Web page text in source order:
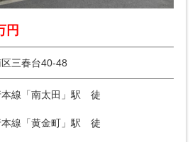
円
三春台40-48
本線「南太田」駅 徒
本線「黄金町」駅 徒